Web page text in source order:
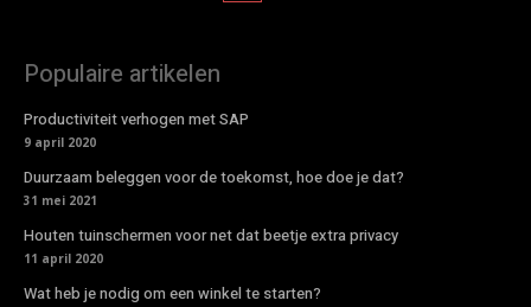
Populaire artikelen
Productiviteit verhogen met SAP
9 april 2020
Duurzaam beleggen voor de toekomst, hoe doe je dat?
31 mei 2021
Houten tuinschermen voor net dat beetje extra privacy
11 april 2020
Wat heb je nodig om een winkel te starten?